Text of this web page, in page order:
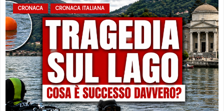
CRONACA CRONACA ITALIANA